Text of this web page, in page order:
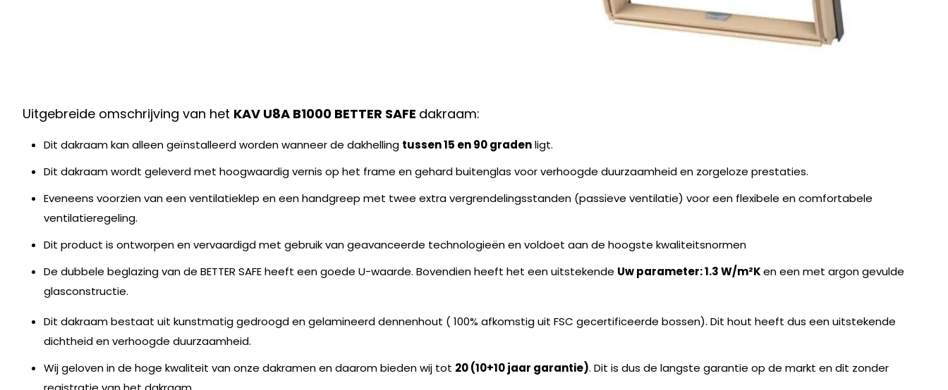
Uitgebreide omschrijving van het KAV U8A B1000 BETTER SAFE dakraam:
Dit dakraam kan alleen geïnstalleerd worden wanneer de dakhelling tussen 15 en 90 gradenligt.
Dit dakraam wordt geleverd met hoogwaardig vernis op het frame en gehard buitenglas voor verhoogde duurzaamheid en zorgeloze prestaties.
Eveneens voorzien van een ventilatieklep en een handgreep met twee extra vergrendelingsstanden (passieve ventilatie) voor een flexibele en comfortabele
ventilatieregeling.
Dit product is ontworpen en vervaardigd met gebruik van geavanceerde technologieën en voldoet aan de hoogste kwaliteitsnormen
De dubbele beglazing van de BETTER SAFE heeft een goede U-waarde. Bovendien heeft het een uitstekende Uw parameter: 1.3 W/m²Ken een met argon gevulde
glasconstructie.
Dit dakraam bestaat uit kunstmatig gedroogd en gelamineerd dennenhout ( 100% afkomstig uit FSC gecertificeerde bossen). Dit hout heeft dus een uitstekende
dichtheid en verhoogde duurzaamheid.
Wij geloven in de hoge kwaliteit van onze dakramen en daarom bieden wij tot 20 (10+10 jaar garantie). Dit is dus de langste garantie op de markt en dit zonder